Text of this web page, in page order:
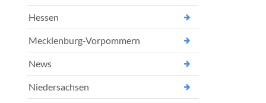
Hessen
Mecklenburg-Vorpommern
News
Niedersachsen